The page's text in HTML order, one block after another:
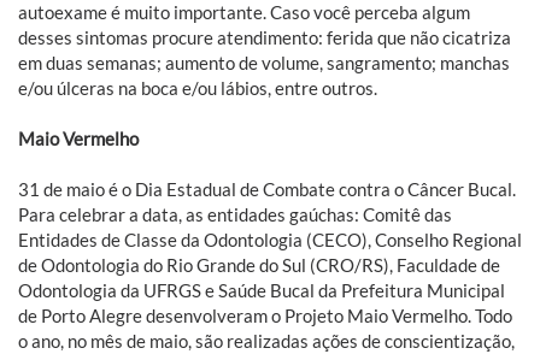
autoexame é muito importante. Caso você perceba algum
desses sintomas procure atendimento: ferida que não cicatriza
em duas semanas; aumento de volume, sangramento; manchas
e/ou úlceras na boca e/ou lábios, entre outros.
Maio Vermelho
31 de maio é o Dia Estadual de Combate contra o Câncer Bucal.
Para celebrar a data, as entidades gaúchas: Comitê das
Entidades de Classe da Odontologia (CECO), Conselho Regional
de Odontologia do Rio Grande do Sul (CRO/RS), Faculdade de
Odontologia da UFRGS e Saúde Bucal da Prefeitura Municipal
de Porto Alegre desenvolveram o Projeto Maio Vermelho. Todo
o ano, no mês de maio, são realizadas ações de conscientização,